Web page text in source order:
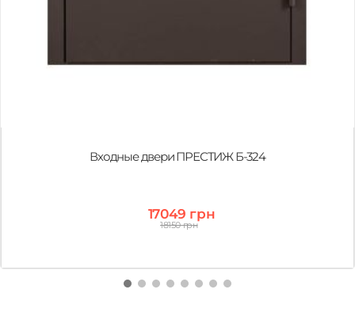
Входные двери ПРЕСТИЖ Б-324
17049 грн
18150 грн